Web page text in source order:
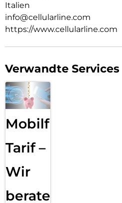
Italien
info@cellularline.com
https://www.cellularline.com
Verwandte Services
Mobilfunk
Tarif –
Wir
beraten